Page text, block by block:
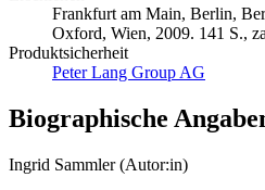
Frankfurt am Main, Berlin,
Oxford, Wien, 2009. 141 S.,
Produktsicherheit
Peter Lang Group AG
Biographische
Ingrid Sammler (Autor:in)